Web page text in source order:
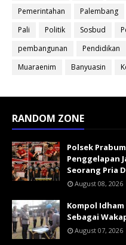
Pemerintahan
Palembang
Pali
Politik Sosbud
pembangunan
Pendidikan
Muaraenim
Banyuasin
RANDOM ZONE
Polsek
Penggelapan
Seorang Pria
August 08, 2026
Kompol
Sebagai
August 07, 2026